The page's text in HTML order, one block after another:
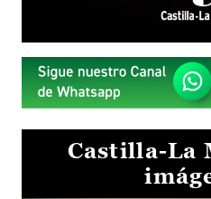
Castilla-La